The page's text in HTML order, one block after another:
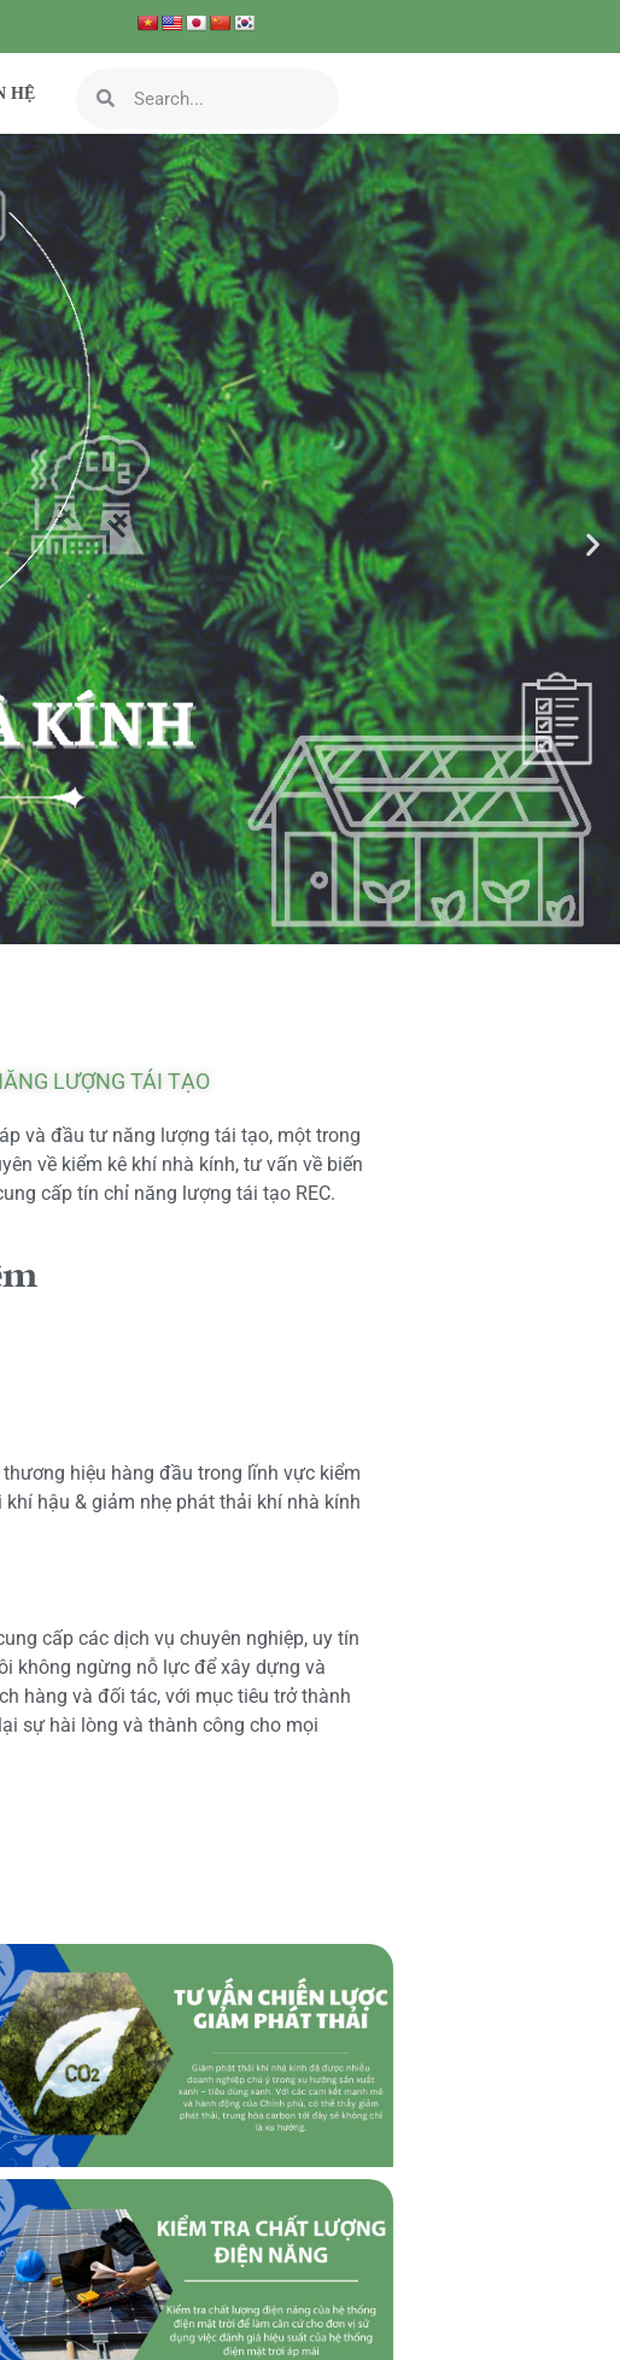
HỆ
LƯỢNG TÁI TẠO
và đầu tư năng lượng tái tạo, một trong
về kiểm kê khí nhà kính, tư vấn về biến
cấp tín chỉ năng lượng tái tạo REC.
hiệu hàng đầu trong lĩnh vực kiểm
hậu & giảm nhẹ phát thải khí nhà kính
cấp các dịch vụ chuyên nghiệp, uy tín
không ngừng nỗ lực để xây dựng và
hàng và đối tác, với mục tiêu trở thành
sự hài lòng và thành công cho mọi